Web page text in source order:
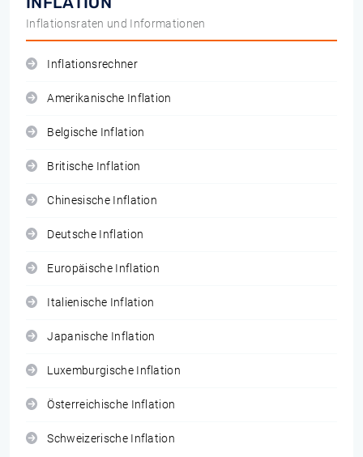
Inflationsraten und Informationen
Inflationsrechner
Amerikanische Inflation
Belgische Inflation
Britische Inflation
Chinesische Inflation
Deutsche Inflation
Europäische Inflation
Italienische Inflation
Japanische Inflation
Luxemburgische Inflation
Österreichische Inflation
Schweizerische Inflation